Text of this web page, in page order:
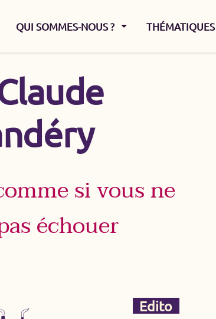
QUI SOMMES-NOUS ? AFFICHER LE MENU
THÉMATIQUES
si vous ne
échouer
Edito